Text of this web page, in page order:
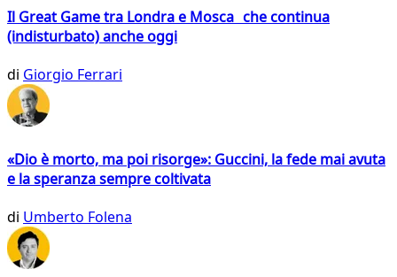
Il Great Game tra Londra e Mosca che continua
(indisturbato) anche oggi
di Giorgio Ferrari
«Dio è morto, ma poi risorge»: Guccini, la fede mai avuta
e la speranza sempre coltivata
di Umberto Folena